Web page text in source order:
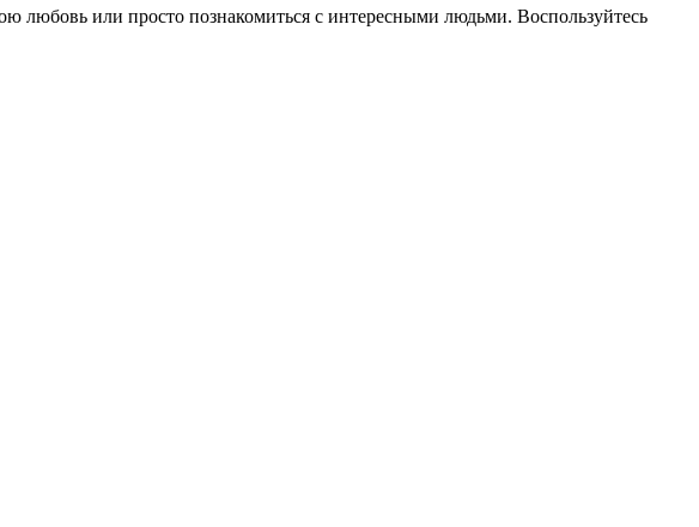
любовь или просто познакомиться с интересными людьми. Воспользуйтесь